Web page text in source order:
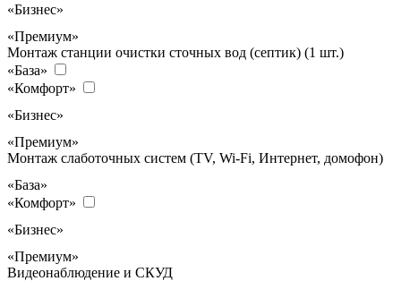
«Бизнес»
«Премиум»
Монтаж станции очистки сточных вод (септик) (1 шт.)
«База»
«Комфорт»
«Бизнес»
«Премиум»
Монтаж слаботочных систем (TV, Wi-Fi, Интернет, домофон)
«База»
«Комфорт»
«Бизнес»
«Премиум»
Видеонаблюдение и СКУД